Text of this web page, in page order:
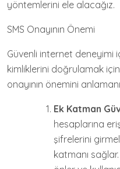
yöntemlerini ele alacağız.
SMS Onayının Önemi
Güvenli internet deneyimi
kimliklerini doğrulamak
onayının önemini
Ek Katman
hesaplarına
şifrelerini
katmanı